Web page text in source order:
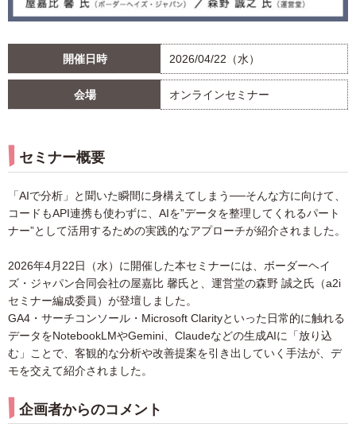
開催日時 2026/04/22（水）
会場 オンラインセミナー
セミナー概要
「AIで分析」と聞いた瞬間に身構えてしまう──そんな方に向けて、
コードもAPI連携も使わずに、AIを”データを整理してくれるパート
ナー”として活用するための実践的なアプローチが紹介されました。
2026年4月22日（水）に開催した本セミナーには、ボーダーヘイ
ズ・ジャパン合同会社の屋嘉比 馨氏と、運営堂の森野 誠之氏（a2i
セミナー編成委員）が登壇しました。
GA4・サーチコンソール・Microsoft Clarityといった日常的に触れる
データをNotebookLMやGemini、Claudeなどの生成AIに「放り込
む」ことで、客観的な分析や改善提案を引き出していく手法が、デ
モを交えて紹介されました。
企画者からのコメント